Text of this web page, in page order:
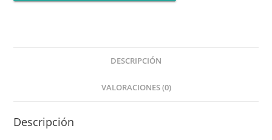
DESCRIPCIÓN
VALORACIONES (0)
Descripción